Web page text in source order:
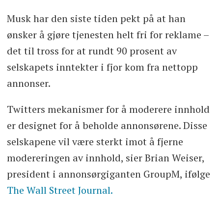
Musk har den siste tiden pekt på at han
ønsker å gjøre tjenesten helt fri for reklame –
det til tross for at rundt 90 prosent av
selskapets inntekter i fjor kom fra nettopp
annonser.
Twitters mekanismer for å moderere innhold
er designet for å beholde annonsørene. Disse
selskapene vil være sterkt imot å fjerne
modereringen av innhold, sier Brian Weiser,
president i annonsørgiganten GroupM, ifølge
The Wall Street Journal.